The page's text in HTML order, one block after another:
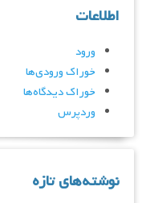
اطلاعات
ورود
خوراک ورودی‌ها
خوراک دیدگاه‌ها
وردپرس
نوشته‌های تازه